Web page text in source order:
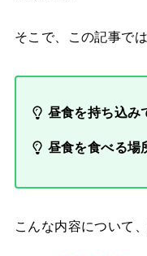
そこで、この記事では
昼食を持ち込み
昼食を食べる場
こんな内容について